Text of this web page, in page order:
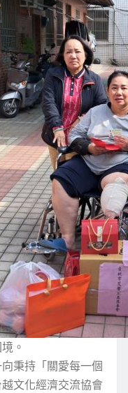
。
秉持「關愛每一個
文化經濟交流協會